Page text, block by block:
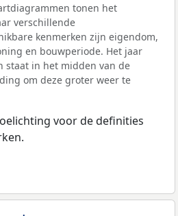
tonen het
verschillende
kenmerken zijn eigendom,
en bouwperiode. Het jaar
staat in het midden van de
om deze groter weer te
voor de definities